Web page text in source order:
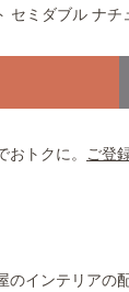
セミダブル ナ
トクに。 ご登
インテリアの